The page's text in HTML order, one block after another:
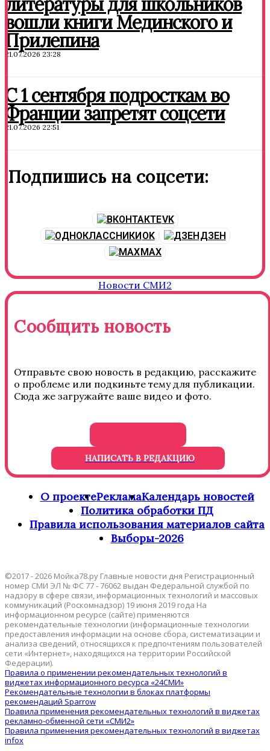
вошли книги Мединского и
Прилепина
21.07.2026 23:28
С 1 сентября подросткам во
Франции запретят соцсети
21.07.2026 22:51
Подпишись на соцсети:
VK
OK
ДЗЕН
MAX
Новости СМИ2
Сообщить новость
Отправьте свою новость в редакцию, расскажите
о проблеме или подкиньте тему для публикации.
Сюда же загружайте ваше видео и фото.
НАПИСАТЬ В РЕДАКЦИЮ
О проектеРекламаКалендарь новостей
Политика обработки ПД
Правила использования материалов сайта
Выборы-2026
©2017 - 2026 Мойка78.ру Главные новости дня Регистрационный
номер СМИ ЭЛ № ФС 77 - 76062 выдан Федеральной службой по
надзору в сфере связи, информационных технологий и массовых
коммуникаций (Роскомнадзор) 19 июня 2019 года На
информационном ресурсе (сайте) применяются
рекомендательные технологии (информационные технологии
предоставления информации на основе сбора, систематизации и
анализа сведений, относящихся к предпочтениям пользователей
сети «Интернет», находящихся на территории Российской
Федерации).
Правила о применении рекомендательных технологий в
виджетах информационного ресурса «24СМИ»
Рекомендательные технологии в блоках платформы
рекомендаций Sparrow
Правила применения рекомендательных технологий в виджетах
рекламно-обменной сети «СМИ2»
Правила применения рекомендательных технологий в виджетах
infox